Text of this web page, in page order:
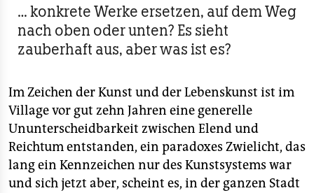
… konkrete Werke ersetzen, auf dem Weg
nach oben oder unten? Es sieht
zauberhaft aus, aber was ist es?
Im Zeichen der Kunst und der Lebenskunst ist im
Village vor gut zehn Jahren eine generelle
Ununterscheidbarkeit zwischen Elend und
Reichtum entstanden, ein paradoxes Zwielicht, das
lang ein Kennzeichen nur des Kunstsystems war
und sich jetzt aber, scheint es, in der ganzen Stadt